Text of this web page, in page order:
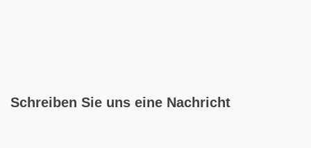
Schreiben Sie uns eine Nachricht